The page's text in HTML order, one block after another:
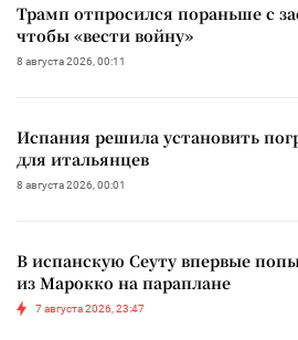
Трамп отпросился пораньше с
чтобы «вести войну»
8 августа 2026, 00:11
Испания решила установить
для итальянцев
8 августа 2026, 00:01
В испанскую Сеуту впервые
из Марокко на параплане
7 августа 2026, 23:47